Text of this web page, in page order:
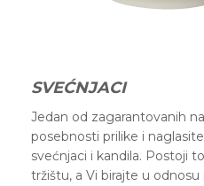
SVEĆNJACI
Jedan od zagarantovanih
posebnosti prilike i
svećnjaci i kandila. Postoji
tržištu, a Vi birajte u